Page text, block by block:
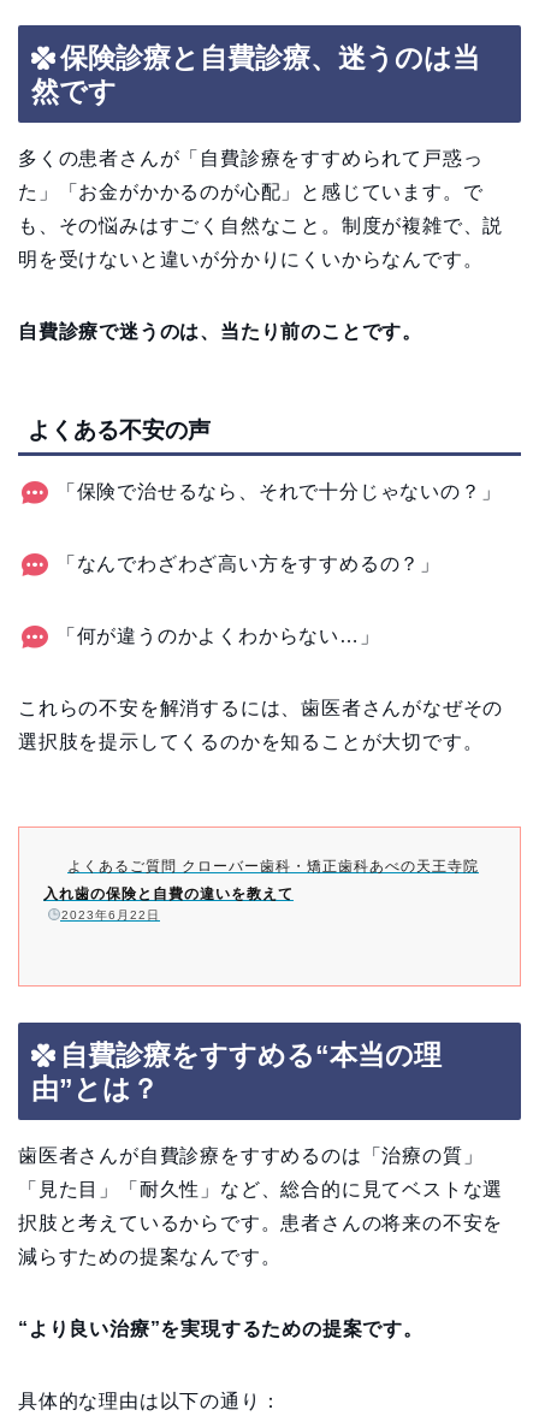
保険診療と自費診療、迷うのは当
然です
多くの患者さんが「自費診療をすすめられて戸惑っ
た」「お金がかかるのが心配」と感じています。で
も、その悩みはすごく自然なこと。制度が複雑で、説
明を受けないと違いが分かりにくいからなんです。
自費診療で迷うのは、当たり前のことです。
よくある不安の声
「保険で治せるなら、それで十分じゃないの？」
「なんでわざわざ高い方をすすめるの？」
「何が違うのかよくわからない…」
これらの不安を解消するには、歯医者さんがなぜその
選択肢を提示してくるのかを知ることが大切です。
よくあるご質問 クローバー歯科・矯正歯科あべの天王寺院
入れ歯の保険と自費の違いを教えて
2023年6月22日
自費診療をすすめる“本当の理
由”とは？
歯医者さんが自費診療をすすめるのは「治療の質」
「見た目」「耐久性」など、総合的に見てベストな選
択肢と考えているからです。患者さんの将来の不安を
減らすための提案なんです。
“より良い治療”を実現するための提案です。
具体的な理由は以下の通り：